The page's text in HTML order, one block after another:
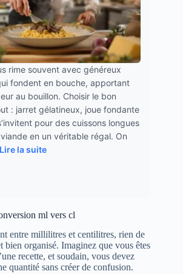
rime souvent avec généreux
fondent en bouche, apportant
au bouillon. Choisir le bon
: jarret gélatineux, joue fondante
pour des cuissons longues
en un véritable régal. On
Lire la suite
ml vers cl
entre millilitres et centilitres, rien de
bien organisé. Imaginez que vous êtes
recette, et soudain, vous devez
quantité sans créer de confusion.